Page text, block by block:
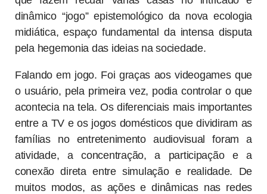
dinâmico “jogo” epistemológico da nova ecologia
midiática, espaço fundamental da intensa disputa
pela hegemonia das ideias na sociedade.
Falando em jogo. Foi graças aos videogames que
o usuário, pela primeira vez, podia controlar o que
acontecia na tela. Os diferenciais mais importantes
entre a TV e os jogos domésticos que dividiram as
famílias no entretenimento audiovisual foram a
atividade, a concentração, a participação e a
conexão direta entre simulação e realidade. De
muitos modos, as ações e dinâmicas nas redes